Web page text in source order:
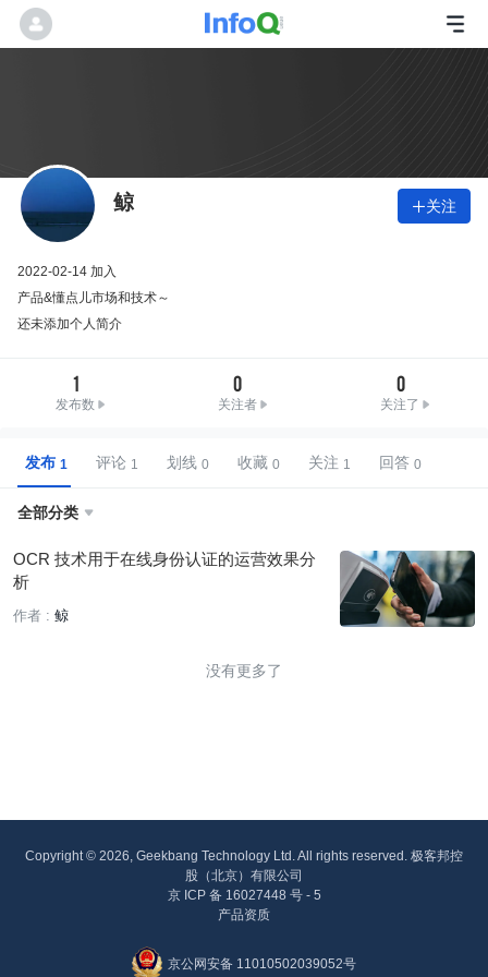
鲸 关注
2022-02-14 加入
产品&懂点儿市场和技术～
还未添加个人简介
1
发布数
0
关注者
0
关注了
发布 评论 划线 收藏 关注 回答
全部分类 
OCR 技术用于在线身份认证的运营效果分
析
作者 : 鲸
没有更多了
Copyright © 2026, Geekbang Technology Ltd. All rights reserved. 极客邦控
股（北京）有限公司
京 ICP 备 16027448 号 - 5
产品资质
京公网安备 11010502039052号